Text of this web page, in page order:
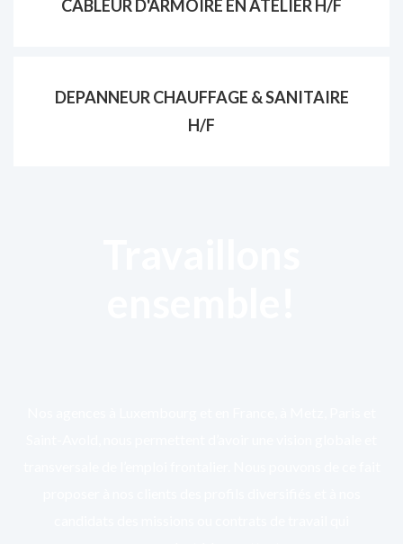
CABLEUR D'ARMOIRE EN ATELIER H/F
DEPANNEUR CHAUFFAGE & SANITAIRE
H/F